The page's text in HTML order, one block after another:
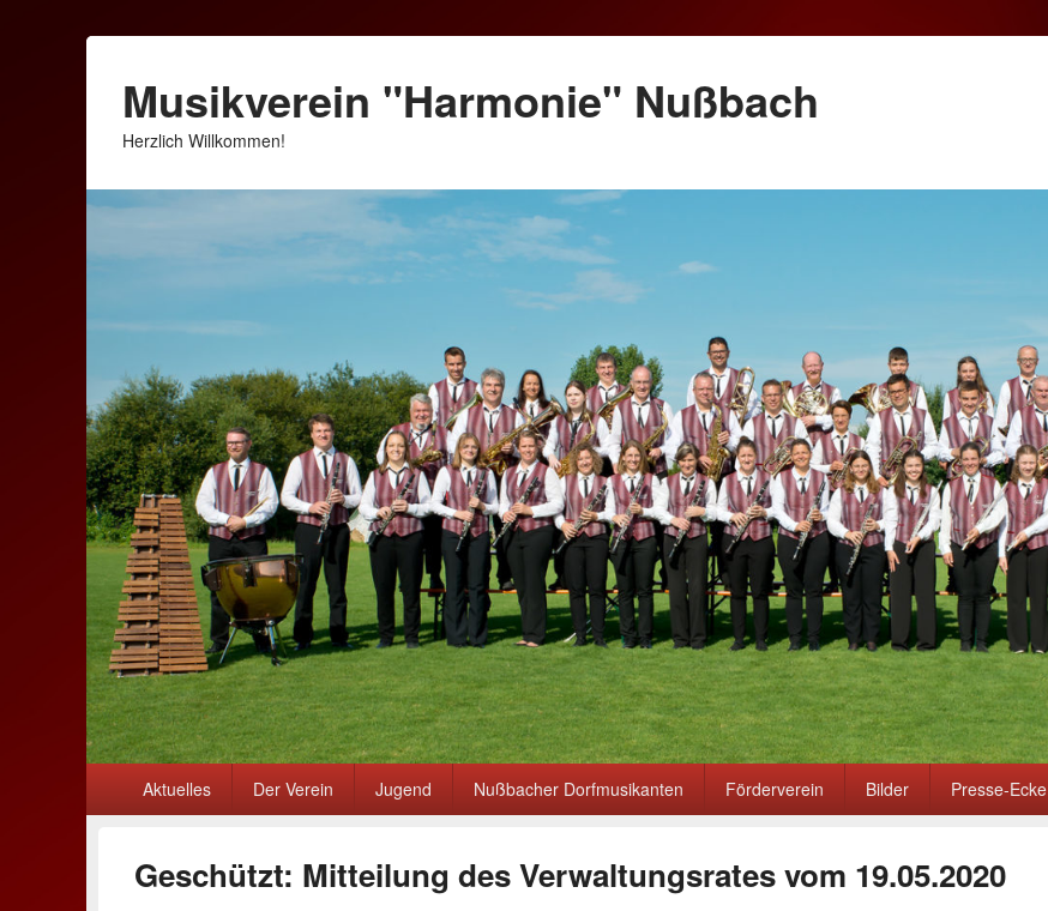
Musikverein "Harmonie" Nußbach
Herzlich Willkommen!
Aktuelles Der Verein Jugend Nußbacher Dorfmusikanten Förderverein Bilder Presse-Ecke
Geschützt: Mitteilung des Verwaltungsrates vom 19.05.2020